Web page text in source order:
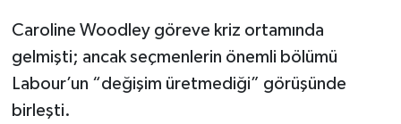
Caroline Woodley göreve kriz ortamında
gelmişti; ancak seçmenlerin önemli bölümü
Labour’un “değişim üretmediği” görüşünde
birleşti.